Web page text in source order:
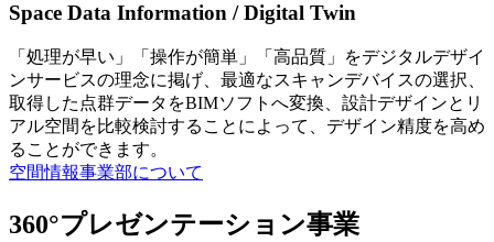
Space Data Information / Digital Twin
「処理が早い」「操作が簡単」「高品質」をデジタルデザイ
ンサービスの理念に掲げ、最適なスキャンデバイスの選択、
取得した点群データをBIMソフトへ変換、設計デザインとリ
アル空間を比較検討することによって、デザイン精度を高め
ることができます。
空間情報事業部について
360°プレゼンテーション事業